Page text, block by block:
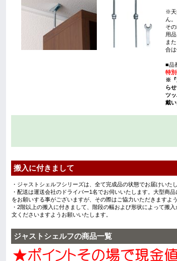
※天
ん。
そ
用
ま
合は
■品
特
※『
ら
ツ
戴い
搬入に付きまして
・ジャストシェルフシリーズは、全て完成品の状態でお届けいた
・配送は運送会社のドライバー1名でお伺いいたします。大型商
をお願いする事がございますが、その際はご協力いただきますよ
・2階以上の搬入に付きまして、階段の幅および形状によって搬
文くださいますようお願いいたします。
ジャストシェルフの商品一覧